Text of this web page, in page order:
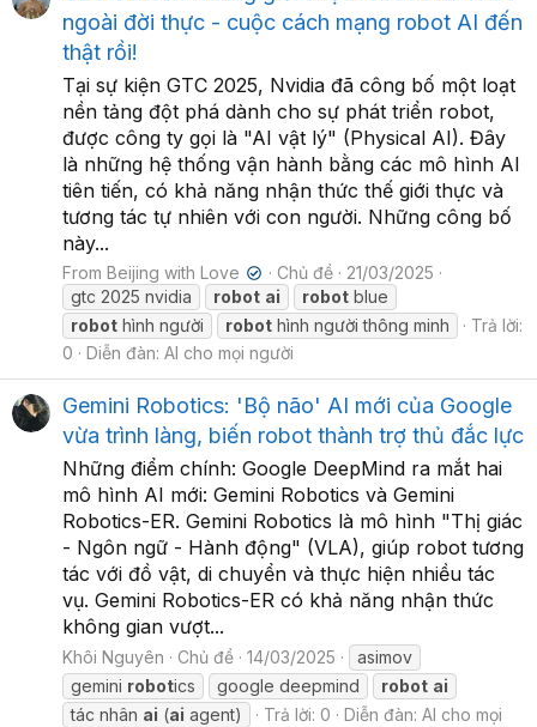
ngoài đời thực - cuộc cách mạng robot AI đến
thật rồi!
Tại sự kiện GTC 2025, Nvidia đã công bố một loạt
nền tảng đột phá dành cho sự phát triển robot,
được công ty gọi là "AI vật lý" (Physical AI). Đây
là những hệ thống vận hành bằng các mô hình AI
tiên tiến, có khả năng nhận thức thế giới thực và
tương tác tự nhiên với con người. Những công bố
này...
From Beijing with Love ✔ Chủ đề
21/03/2025
gtc 2025 nvidia
robot ai robot blue
robot hình người robot hình người thông minh
Trả lời:
0
Diễn đàn: AI cho mọi người
Gemini Robotics: 'Bộ não' AI mới của Google
vừa trình làng, biến robot thành trợ thủ đắc lực
Những điểm chính: Google DeepMind ra mắt hai
mô hình AI mới: Gemini Robotics và Gemini
Robotics-ER. Gemini Robotics là mô hình "Thị giác
- Ngôn ngữ - Hành động" (VLA), giúp robot tương
tác với đồ vật, di chuyển và thực hiện nhiều tác
vụ. Gemini Robotics-ER có khả năng nhận thức
không gian vượt...
Khôi Nguyên Chủ đề 14/03/2025
asimov
gemini robotics google deepmind robot ai
tác nhân ai (ai agent) Trả lời: 0 Diễn đàn: AI cho mọi